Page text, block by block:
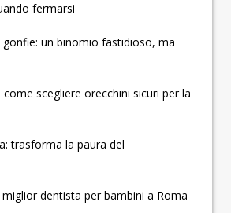
fermarsi
gonfie: un binomio fastidioso, ma
scegliere orecchini sicuri per la
trasforma la paura del
dentista per bambini a Roma